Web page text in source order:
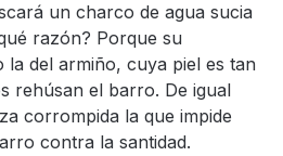
un charco de agua sucia
razón? Porque su
la del armiño, cuya piel es tan
rehúsan el barro. De igual
corrompida la que impide
contra la santidad.